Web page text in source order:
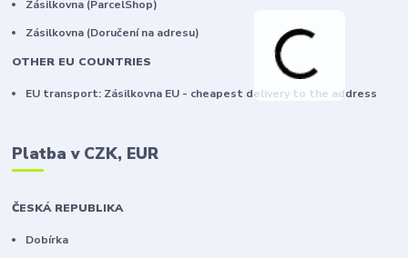
Zásilkovna (ParcelShop)
Zásilkovna (Doručení na adresu)
OTHER EU COUNTRIES
EU transport: Zásilkovna EU - cheapest delivery to the address
Platba v CZK, EUR
ČESKÁ REPUBLIKA
Dobírka